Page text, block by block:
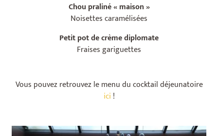
Chou praliné « maison »
Noisettes caramélisées
Petit pot de crème diplomate
Fraises gariguettes
Vous pouvez retrouvez le menu du cocktail déjeunatoire
ici !